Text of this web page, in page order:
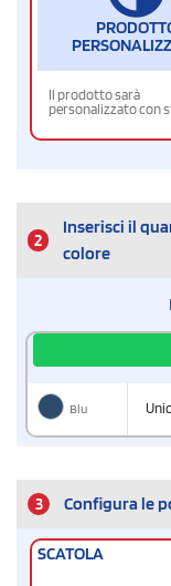
Il prodotto sarà
personalizzato con
2
Inserisci il
colore
Blu
3 Configura le
SCATOLA